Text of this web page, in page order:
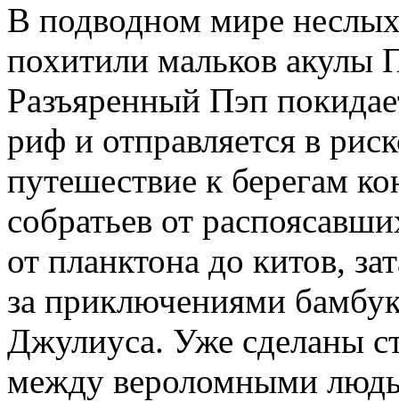
В подводном мире
похитили мальков акулы
Разъяренный Пэп
риф и отправляется в
путешествие к берегам
собратьев от
от планктона до китов,
за приключениями
Джулиуса. Уже сделаны
между вероломными